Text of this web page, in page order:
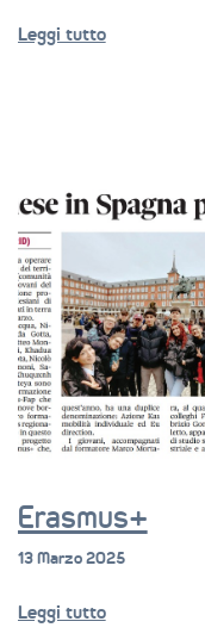
Leggi tutto
Erasmus+
13 Marzo 2025
Leggi tutto